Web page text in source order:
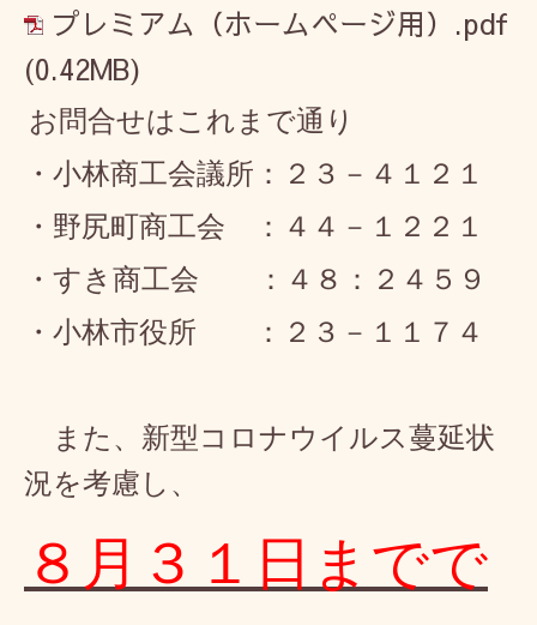
プレミアム（ホームページ用）.pdf
(0.42MB)
お問合せはこれまで通り
・小林商工会議所：２３－４１２１
・野尻町商工会 ：４４－１２２１
・すき商工会 ：４８：２４５９
・小林市役所 ：２３－１１７４
また、新型コロナウイルス蔓延状
況を考慮し、
８月３１日までで